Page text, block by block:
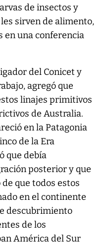
de insectos y
sirven de alimento,
en una conferencia
del Conicet y
agregó que
linajes primitivos
de Australia.
en la Patagonia
de la Era
que debía
posterior y que
que todos estos
en el continente
descubrimiento
de los
América del Sur